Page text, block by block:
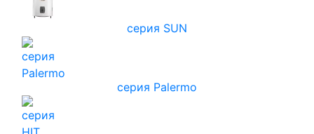
серия SUN
серия Palermo